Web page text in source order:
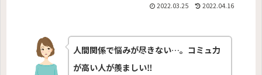
2022.03.25 2022.04.16
人間関係で悩みが尽きない…。コミュ力
が高い人が羨ましい‼